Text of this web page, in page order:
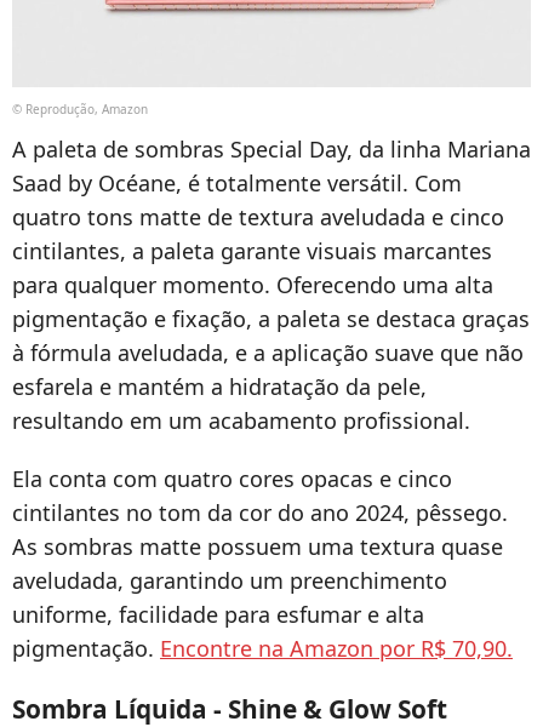
© Reprodução, Amazon
A paleta de sombras Special Day, da linha Mariana
Saad by Océane, é totalmente versátil. Com
quatro tons matte de textura aveludada e cinco
cintilantes, a paleta garante visuais marcantes
para qualquer momento. Oferecendo uma alta
pigmentação e fixação, a paleta se destaca graças
à fórmula aveludada, e a aplicação suave que não
esfarela e mantém a hidratação da pele,
resultando em um acabamento profissional.
Ela conta com quatro cores opacas e cinco
cintilantes no tom da cor do ano 2024, pêssego.
As sombras matte possuem uma textura quase
aveludada, garantindo um preenchimento
uniforme, facilidade para esfumar e alta
pigmentação. Encontre na Amazon por R$ 70,90.
Sombra Líquida - Shine & Glow Soft